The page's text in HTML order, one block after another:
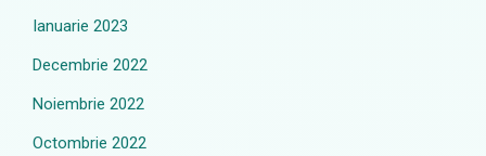
Ianuarie 2023
Decembrie 2022
Noiembrie 2022
Octombrie 2022